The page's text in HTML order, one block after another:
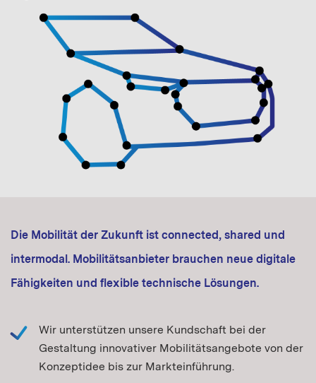
Die Mobilität der Zukunft ist connected, shared und
intermodal. Mobilitätsanbieter brauchen neue digitale
Fähigkeiten und flexible technische Lösungen.
Wir unterstützen unsere Kundschaft bei der
Gestaltung innovativer Mobilitätsangebote von der
Konzeptidee bis zur Markteinführung.